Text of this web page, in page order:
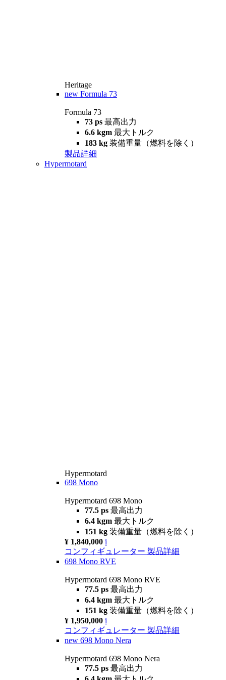
Heritage
new Formula 73
Formula 73
73 ps 最高出力
6.6 kgm 最大トルク
183 kg 装備重量（燃料を除く）
製品詳細
Hypermotard
Hypermotard
698 Mono
Hypermotard 698 Mono
77.5 ps 最高出力
6.4 kgm 最大トルク
151 kg 装備重量（燃料を除く）
¥ 1,840,000 i
コンフィギュレーター 製品詳細
698 Mono RVE
Hypermotard 698 Mono RVE
77.5 ps 最高出力
6.4 kgm 最大トルク
151 kg 装備重量（燃料を除く）
¥ 1,950,000 i
コンフィギュレーター 製品詳細
new 698 Mono Nera
Hypermotard 698 Mono Nera
77.5 ps 最高出力